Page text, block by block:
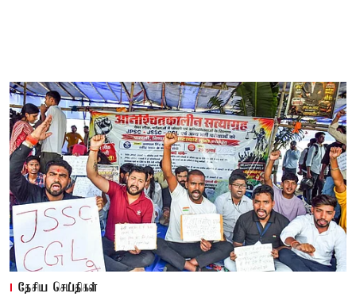
தேசிய செய்திகள்